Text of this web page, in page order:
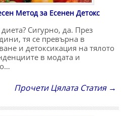
Метод за Есенен Детокс
Сигурно, да. През
тя се превърна в
и детоксикация на тялото
в модата и
Прочети Цялата Статия →